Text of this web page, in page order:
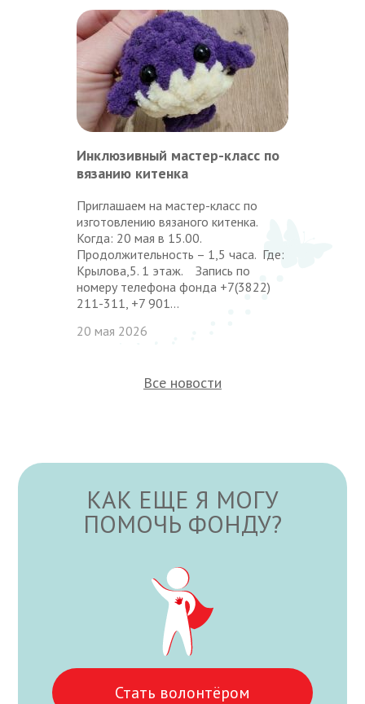
Инклюзивный мастер-класс по
вязанию китенка
Приглашаем на мастер-класс по
изготовлению вязаного китенка.
Когда: 20 мая в 15.00.
Продолжительность – 1,5 часа. Где:
Крылова,5. 1 этаж. Запись по
номеру телефона фонда +7(3822)
211-311, +7 901...
20 мая 2026
Все новости
КАК ЕЩЕ Я МОГУ
ПОМОЧЬ ФОНДУ?
Стать волонтёром